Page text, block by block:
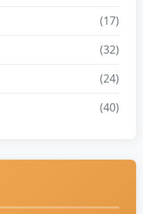
(17)
(32)
(24)
(40)